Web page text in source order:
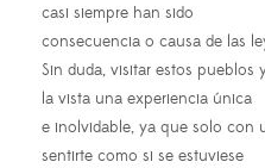
casi siempre han sido
consecuencia o causa de las
Sin duda, visitar estos pueblos
la vista una experiencia única
e inolvidable, ya que solo con
sentirte como si se estuviese